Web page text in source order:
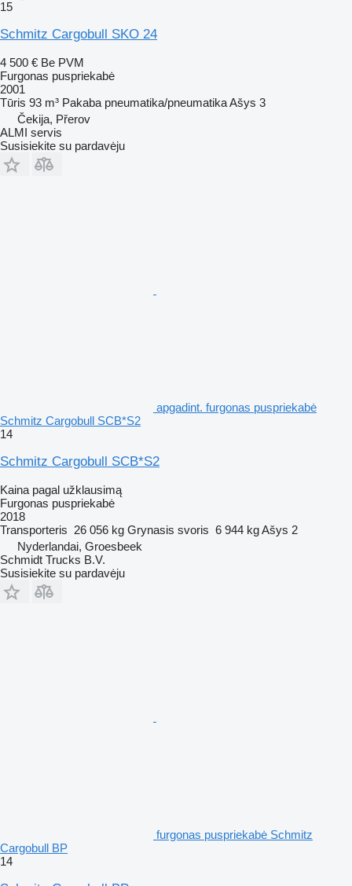
15
Schmitz Cargobull SKO 24
4 500 € Be PVM
Furgonas puspriekabė
2001
Tūris 93 m³ Pakaba pneumatika/pneumatikaAšys 3
Čekija, Přerov
ALMI servis
Susisiekite su pardavėju
apgadint. furgonas puspriekabė
Schmitz Cargobull SCB*S2
14
Schmitz Cargobull SCB*S2
Kaina pagal užklausimą
Furgonas puspriekabė
2018
Transporteris 26 056 kg Grynasis svoris 6 944 kgAšys 2
Nyderlandai, Groesbeek
Schmidt Trucks B.V.
Susisiekite su pardavėju
furgonas puspriekabė Schmitz
Cargobull BP
14